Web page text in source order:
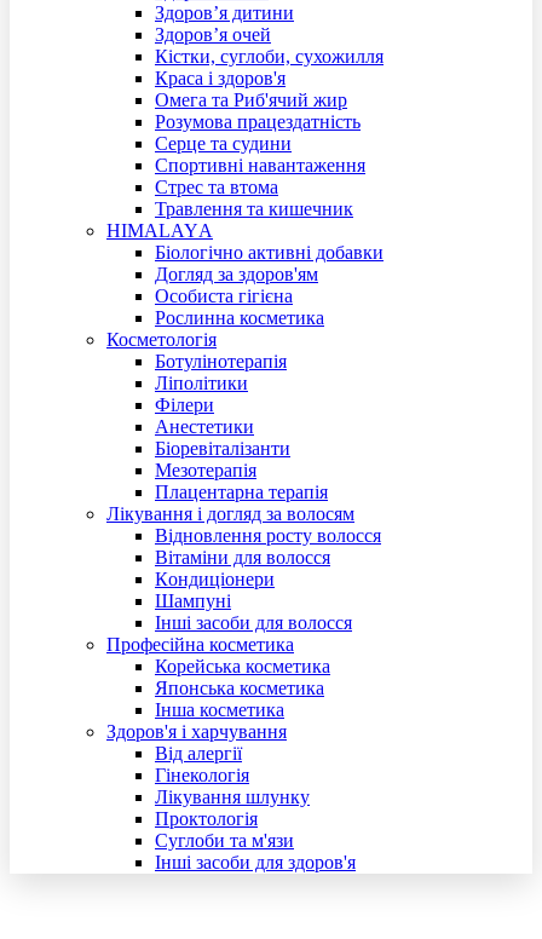
Здоров’я дитини
Здоров’я очей
Кістки, суглоби, сухожилля
Краса і здоров'я
Омега та Риб'ячий жир
Розумова працездатність
Серце та судини
Спортивні навантаження
Стрес та втома
Травлення та кишечник
HIMALAYА
Біологічно активні добавки
Догляд за здоров'ям
Особистa гігієна
Рoслинна косметика
Косметологія
Ботулінотерапія
Ліполітики
Філери
Анестетики
Біоревіталізанти
Мезотерапія
Плацентарна терапія
Лікування і догляд за волосям
Відновлення росту волосся
Вітаміни для волосся
Кoндиціонери
Шампуні
Інші засоби для волосся
Професійна косметика
Корейська косметика
Японська косметика
Інша косметика
Здоров'я і харчування
Від алергії
Гінекологія
Лікування шлунку
Проктологія
Суглоби та м'язи
Інші засоби для здоров'я